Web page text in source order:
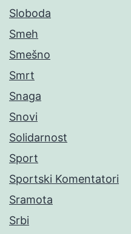
Sloboda
Smeh
Smešno
Smrt
Snaga
Snovi
Solidarnost
Sport
Sportski Komentatori
Sramota
Srbi